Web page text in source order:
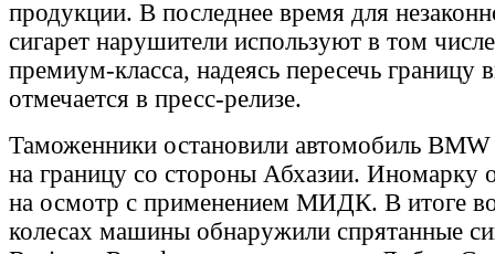
продукции. В последнее время для
сигарет нарушители используют в том
премиум-класса, надеясь пересечь
отмечается в пресс-релизе.
Таможенники остановили автомобиль
на границу со стороны Абхазии. Иномарку
на осмотр с применением МИДК. В итоге
колесах машины обнаружили спрятанные